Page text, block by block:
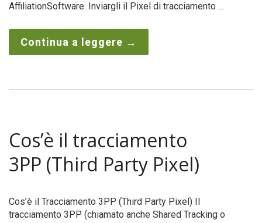
AffiliationSoftware. Inviargli il Pixel di tracciamento …
Continua a leggere →
Cos’è il tracciamento
3PP (Third Party Pixel)
Cos’è il Tracciamento 3PP (Third Party Pixel) Il
tracciamento 3PP (chiamato anche Shared Tracking o